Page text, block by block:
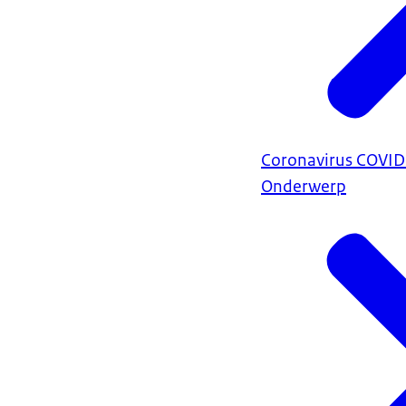
Coronavirus
Onderwerp